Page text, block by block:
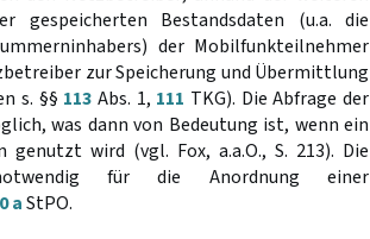
Bestandsdaten (u.a. die
der Mobilfunkteilnehmer
zur Speicherung und Übermittlung
s. §§ 113 Abs. 1, 111 TKG). Die Abfrage der
was dann von Bedeutung ist, wenn ein
wird (vgl. Fox, a.a.O., S. 213). Die
für die Anordnung einer
aStPO.